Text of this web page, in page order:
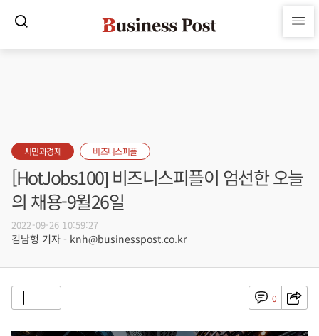
시민과경제 비즈니스피플
[HotJobs100] 비즈니스피플이 엄선한 오늘
의 채용-9월26일
2022-09-26 10:59:27
김남형 기자 - knh@businesspost.co.kr
0